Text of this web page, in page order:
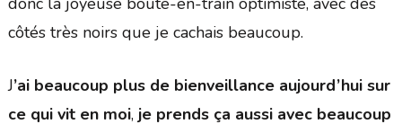
côtés très noirs que je cachais beaucoup.
J’ai beaucoup plus de bienveillance aujourd’hui sur
ce qui vit en moi,je prends ça aussi avec beaucoup